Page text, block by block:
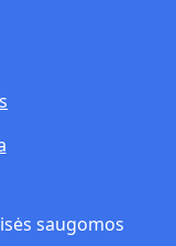
saugomos